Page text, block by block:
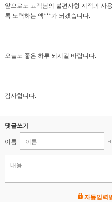
앞으로도 고객님의 불편사항 지적과 사
록 노력하는 엑***가 되겠습니다.
오늘도 좋은 하루 되시길 바랍니다.
감사합니다.
댓글쓰기
이름
자동입력